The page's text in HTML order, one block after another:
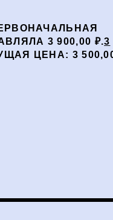
3 900,00 ₽.3
ЦЕНА: 3